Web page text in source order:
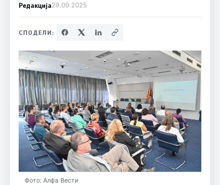
Редакција29.09.2025
СПОДЕЛИ:
Фото: Алфа Вести